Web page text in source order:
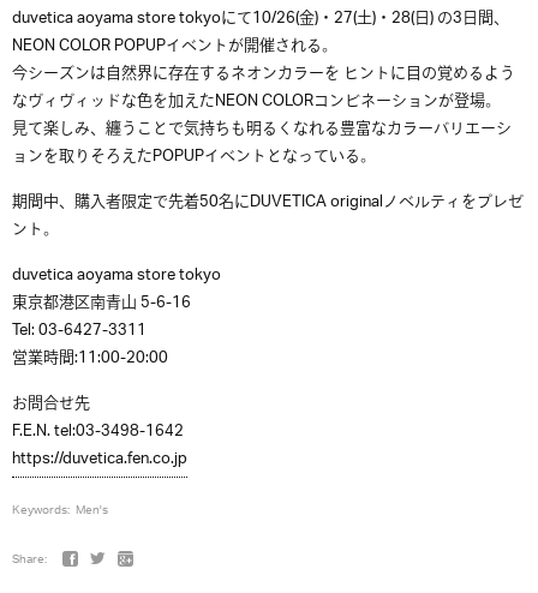
duvetica aoyama store tokyoにて10/26(金)・27(土)・28(日) の3日間、
NEON COLOR POPUPイベントが開催される。
今シーズンは自然界に存在するネオンカラーを ヒントに目の覚めるよう
なヴィヴィッドな色を加えたNEON COLORコンビネーションが登場。
見て楽しみ、纏うことで気持ちも明るくなれる豊富なカラーバリエーシ
ョンを取りそろえたPOPUPイベントとなっている。
期間中、購入者限定で先着50名にDUVETICA originalノベルティをプレゼ
ント。
duvetica aoyama store tokyo
東京都港区南青山 5-6-16
Tel: 03-6427-3311
営業時間:11:00-20:00
お問合せ先
F.E.N. tel:03-3498-1642
https://duvetica.fen.co.jp
Keywords: Men's
Share: